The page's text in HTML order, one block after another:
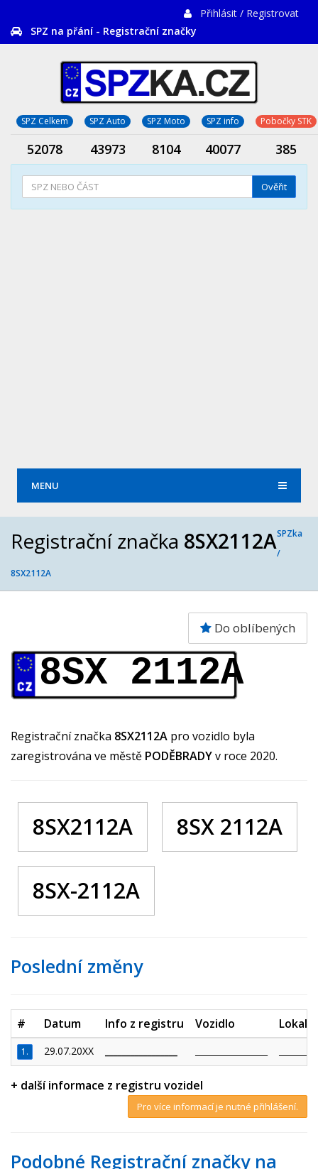
Přihlásit / Registrovat
SPZ na přání - Registrační značky
SPZ Celkem SPZ Auto SPZ Moto SPZ info Pobočky STK
52078 43973 8104 40077 385
Ověřit
MENU
Registrační značka 8SX2112ASPZka
/
8SX2112A
Do oblíbených
8SX 2112A
Registrační značka 8SX2112A pro vozidlo byla
zaregistrována ve městě PODĚBRADYv roce 2020.
8SX2112A 8SX 2112A
8SX-2112A
Poslední změny
# Datum Info z registru Vozidlo
1. 29.07.20XX
+ další informace z registru vozidel
Pro více informací je nutné přihlášení.
Podobné Registrační značky na